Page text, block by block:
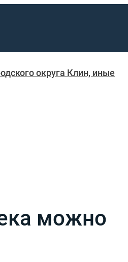
округа Клин, иные
можно